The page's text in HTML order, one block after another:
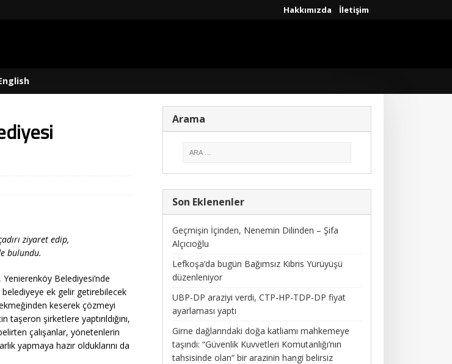
Hakkımızda İletişim
ziyaret edip,
bulundu.
Yenierenköy Belediyesi’nde
belediyeye ek gelir getirebilecek
keserek çözmeyi
şirketlere yaptırıldığını,
çalışanlar, yönetenlerin
yapmaya hazır olduklarını da
Arama
Son Eklenenler
Geçmişin İçinden, Nenemin Dilinden – Şifa
Alçıcıoğlu
Lefkoşa’da bugün Bağımsız Kıbrıs Yürüyüşü
düzenleniyor
UBP-DP araziyi verdi, CTP-HP-TDP-DP fiyat
ayarlaması yaptı
Girne dağlarındaki doğa katliamı mahkemeye
taşındı: “Güvenlik Kuvvetleri Komutanlığı’nın
tahsisinde olan” bir arazinin hangi belirsiz